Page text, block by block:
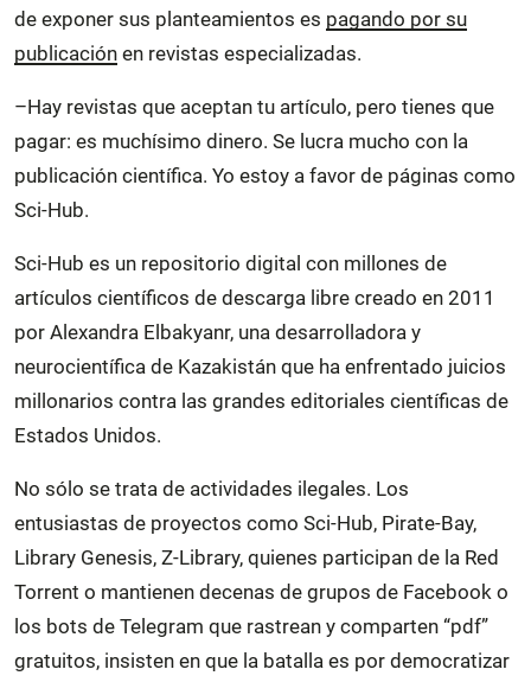
de exponer sus planteamientos es pagando por su
publicación en revistas especializadas.
–Hay revistas que aceptan tu artículo, pero tienes que
pagar: es muchísimo dinero. Se lucra mucho con la
publicación científica. Yo estoy a favor de páginas como
Sci-Hub.
Sci-Hub es un repositorio digital con millones de
artículos científicos de descarga libre creado en 2011
por Alexandra Elbakyanr, una desarrolladora y
neurocientífica de Kazakistán que ha enfrentado juicios
millonarios contra las grandes editoriales científicas de
Estados Unidos.
No sólo se trata de actividades ilegales. Los
entusiastas de proyectos como Sci-Hub, Pirate-Bay,
Library Genesis, Z-Library, quienes participan de la Red
Torrent o mantienen decenas de grupos de Facebook o
los bots de Telegram que rastrean y comparten “pdf”
gratuitos, insisten en que la batalla es por democratizar